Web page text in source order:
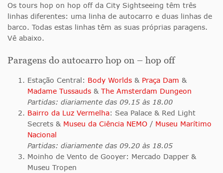
Os tours hop on hop off da City Sightseeing têm três
linhas diferentes: uma linha de autocarro e duas linhas de
barco. Todas estas linhas têm as suas próprias paragens.
Vê abaixo.
Paragens do autocarro hop on – hop off
Estação Central: Body Worlds & Praça Dam &
Madame Tussauds & The Amsterdam Dungeon
Partidas: diariamente das 09.15 às 18.00
Bairro da Luz Vermelha: Sea Palace & Red Light
Secrets & Museu da Ciência NEMO / Museu Marítimo
Nacional
Partidas: diariamente das 09.20 às 18.05
Moinho de Vento de Gooyer: Mercado Dapper &
Museu Tropen